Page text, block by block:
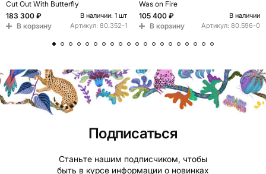
Cut Out With Butterfly
183 300 ₽
В наличии: 1 шт
В корзину Артикул: 80.352-1
Was on Fire
105 400 ₽
В наличии
В корзину Артикул: 80.596-0
Подписаться
Станьте нашим подписчиком, чтобы
быть в курсе информации о новинках